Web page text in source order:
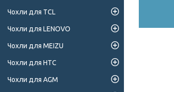
Чохли для TCL
Чохли для LENOVO
Чохли для MEIZU
Чохли для HTC
Чохли для AGM